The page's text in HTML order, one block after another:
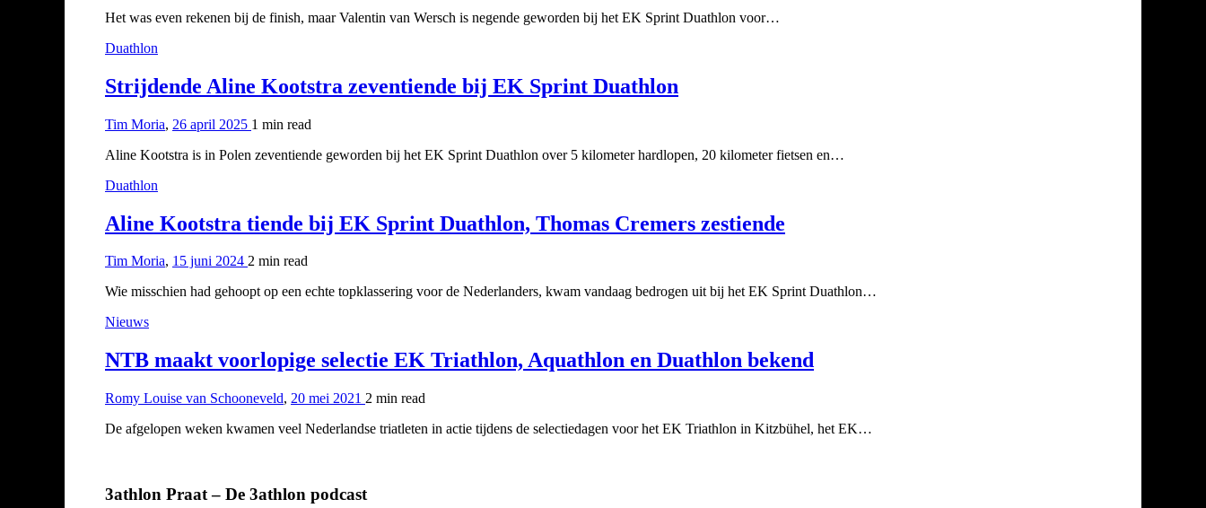
Het was even rekenen bij de finish, maar Valentin van Wersch is negende geworden bij het EK Sprint Duathlon voor…
Duathlon
Strijdende Aline Kootstra zeventiende bij EK Sprint Duathlon
Tim Moria, 26 april 2025 1 min read
Aline Kootstra is in Polen zeventiende geworden bij het EK Sprint Duathlon over 5 kilometer hardlopen, 20 kilometer fietsen en…
Duathlon
Aline Kootstra tiende bij EK Sprint Duathlon, Thomas Cremers zestiende
Tim Moria, 15 juni 2024 2 min read
Wie misschien had gehoopt op een echte topklassering voor de Nederlanders, kwam vandaag bedrogen uit bij het EK Sprint Duathlon…
Nieuws
NTB maakt voorlopige selectie EK Triathlon, Aquathlon en Duathlon bekend
Romy Louise van Schooneveld, 20 mei 2021 2 min read
De afgelopen weken kwamen veel Nederlandse triatleten in actie tijdens de selectiedagen voor het EK Triathlon in Kitzbühel, het EK…
3athlon Praat – De 3athlon podcast